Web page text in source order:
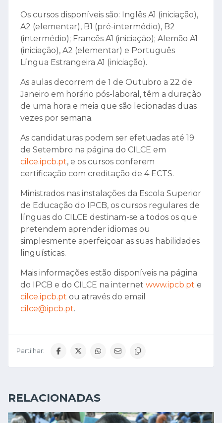
Os cursos disponíveis são: Inglês A1 (iniciação),
A2 (elementar), B1 (pré-intermédio), B2
(intermédio); Francês A1 (iniciação); Alemão A1
(iniciação), A2 (elementar) e Português
Língua Estrangeira A1 (iniciação).
As aulas decorrem de 1 de Outubro a 22 de
Janeiro em horário pós-laboral, têm a duração
de uma hora e meia que são lecionadas duas
vezes por semana.
As candidaturas podem ser efetuadas até 19
de Setembro na página do CILCE em
cilce.ipcb.pt, e os cursos conferem
certificação com creditação de 4 ECTS.
Ministrados nas instalações da Escola Superior
de Educação do IPCB, os cursos regulares de
línguas do CILCE destinam-se a todos os que
pretendem aprender idiomas ou
simplesmente aperfeiçoar as suas habilidades
linguísticas.
Mais informações estão disponíveis na página
do IPCB e do CILCE na internet www.ipcb.pt e
cilce.ipcb.pt ou através do email
cilce@ipcb.pt.
Partilhar:
RELACIONADAS